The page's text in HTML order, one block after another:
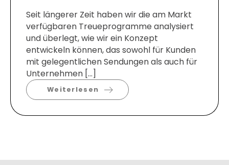
Seit längerer Zeit haben wir die am Markt
verfügbaren Treueprogramme analysiert
und überlegt, wie wir ein Konzept
entwickeln können, das sowohl für Kunden
mit gelegentlichen Sendungen als auch für
Unternehmen […]
Weiterlesen